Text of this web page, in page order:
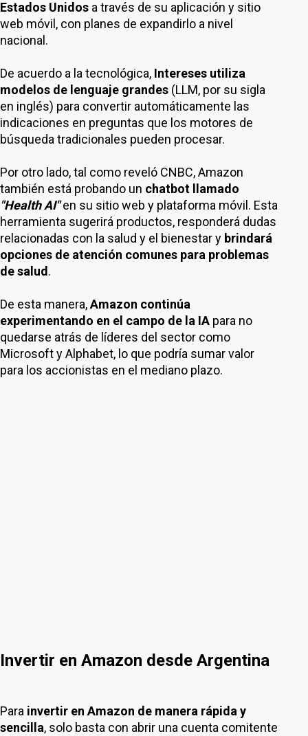
Estados Unidos a través de su aplicación y sitio
web móvil, con planes de expandirlo a nivel
nacional.
De acuerdo a la tecnológica, Intereses utiliza
modelos de lenguaje grandes (LLM, por su sigla
en inglés) para convertir automáticamente las
indicaciones en preguntas que los motores de
búsqueda tradicionales pueden procesar.
Por otro lado, tal como reveló CNBC, Amazon
también está probando un chatbot llamado
"Health AI"en su sitio web y plataforma móvil. Esta
herramienta sugerirá productos, responderá dudas
relacionadas con la salud y el bienestar y brindará
opciones de atención comunes para problemas
de salud .
De esta manera,Amazon continúa
experimentando en el campo de la IA para no
quedarse atrás de líderes del sector como
Microsoft y Alphabet, lo que podría sumar valor
para los accionistas en el mediano plazo.
Invertir en Amazon desde Argentina
Para invertir en Amazon de manera rápida y
sencilla, solo basta con abrir una cuenta comitente